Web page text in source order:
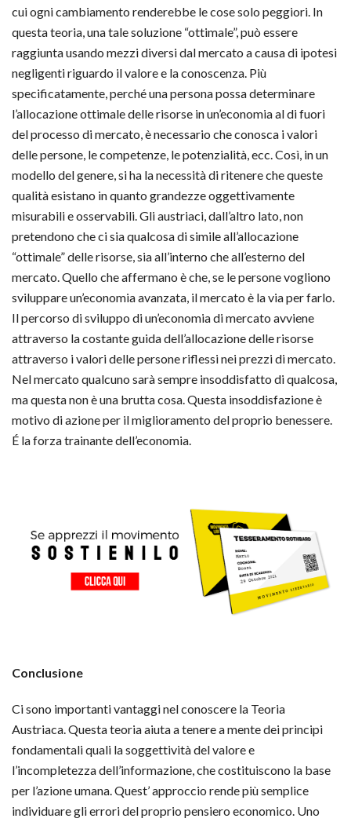
cui ogni cambiamento renderebbe le cose solo peggiori. In
questa teoria, una tale soluzione “ottimale”, può essere
raggiunta usando mezzi diversi dal mercato a causa di ipotesi
negligenti riguardo il valore e la conoscenza. Più
specificatamente, perché una persona possa determinare
l’allocazione ottimale delle risorse in un’economia al di fuori
del processo di mercato, è necessario che conosca i valori
delle persone, le competenze, le potenzialità, ecc. Così, in un
modello del genere, si ha la necessità di ritenere che queste
qualità esistano in quanto grandezze oggettivamente
misurabili e osservabili. Gli austriaci, dall’altro lato, non
pretendono che ci sia qualcosa di simile all’allocazione
“ottimale” delle risorse, sia all’interno che all’esterno del
mercato. Quello che affermano è che, se le persone vogliono
sviluppare un’economia avanzata, il mercato è la via per farlo.
Il percorso di sviluppo di un’economia di mercato avviene
attraverso la costante guida dell’allocazione delle risorse
attraverso i valori delle persone riflessi nei prezzi di mercato.
Nel mercato qualcuno sarà sempre insoddisfatto di qualcosa,
ma questa non è una brutta cosa. Questa insoddisfazione è
motivo di azione per il miglioramento del proprio benessere.
É la forza trainante dell’economia.
Conclusione
Ci sono importanti vantaggi nel conoscere la Teoria
Austriaca. Questa teoria aiuta a tenere a mente dei principi
fondamentali quali la soggettività del valore e
l’incompletezza dell’informazione, che costituiscono la base
per l’azione umana. Quest’ approccio rende più semplice
individuare gli errori del proprio pensiero economico. Uno